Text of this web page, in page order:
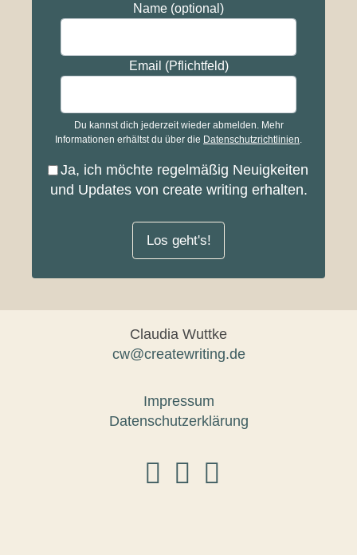
Name (optional)
Email (Pflichtfeld)
Du kannst dich jederzeit wieder abmelden. Mehr
Informationen erhältst du über die Datenschutzrichtlinien.
Ja, ich möchte regelmäßig Neuigkeiten
und Updates von create writing erhalten.
Los geht's!
Claudia Wuttke
cw@createwriting.de
Impressum
Datenschutzerklärung